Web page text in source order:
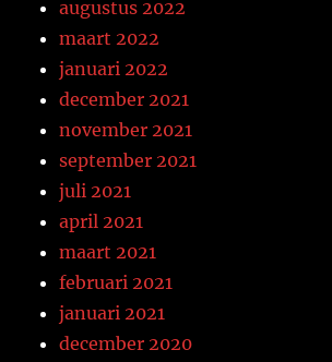
augustus 2022
maart 2022
januari 2022
december 2021
november 2021
september 2021
juli 2021
april 2021
maart 2021
februari 2021
januari 2021
december 2020